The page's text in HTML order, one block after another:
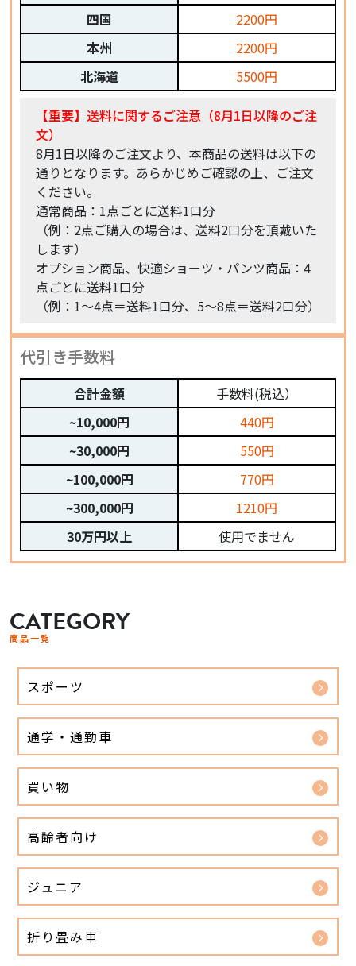
四国
本州
北海道
2200円
2200円
5500円
【重要】送料に関するご注意（8月1日以降のご注
文）
8月1日以降のご注文より、本商品の送料は以下の
通りとなります。あらかじめご確認の上、ご注文
ください。
通常商品：1点ごとに送料1口分
（例：2点ご購入の場合は、送料2口分を頂戴いた
します）
オプション商品、快適ショーツ・パンツ商品：4
点ごとに送料1口分
（例：1〜4点＝送料1口分、5〜8点＝送料2口分）
代引き手数料
合計金額
~10,000円
~30,000円
~100,000円
~300,000円
30万円以上
手数料(税込）
440円
550円
770円
1210円
使用でません
CATEGORY
商品一覧
スポーツ
通学・通勤車
買い物
高齢者向け
ジュニア
折り畳み車